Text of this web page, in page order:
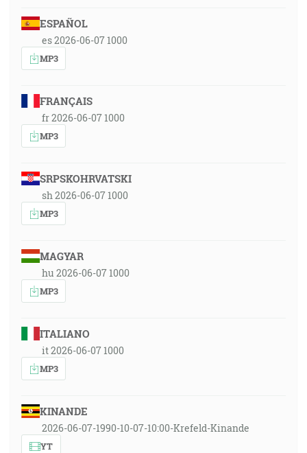
ESPAÑOL
es 2026-06-07 1000
MP3
FRANÇAIS
fr 2026-06-07 1000
MP3
SRPSKOHRVATSKI
sh 2026-06-07 1000
MP3
MAGYAR
hu 2026-06-07 1000
MP3
ITALIANO
it 2026-06-07 1000
MP3
KINANDE
2026-06-07-1990-10-07-10:00-Krefeld-Kinande
YT